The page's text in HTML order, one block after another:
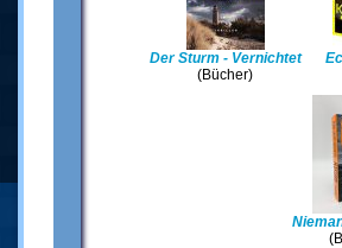
Der Sturm - Vernichtet
(Bücher)